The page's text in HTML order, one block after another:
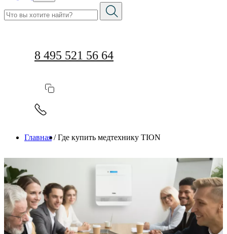
8 495 521 56 64
Главная/Где купить медтехнику TION